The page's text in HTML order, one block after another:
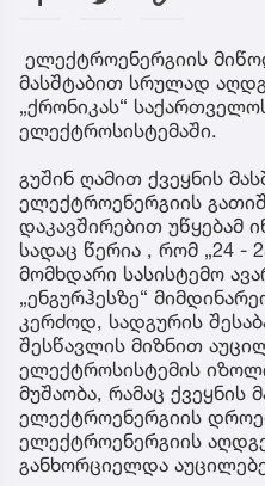
ელექტროენერგიის
მასშტაბით სრულად
„ქრონიკას“
ელექტროსისტემაში.
გუშინ ღამით ქვეყნის
ელექტროენერგიის
დაკავშირებით უწყებამ
სადაც წერია , რომ „24 -
მომხდარი სასისტემო
„ენგურჰესზე“
კერძოდ, სადგურის
შესწავლის მიზნით
ელექტროსისტემის
მუშაობა, რამაც ქვეყნის
ელექტროენერგიის
ელექტროენერგიის
განხორციელდა